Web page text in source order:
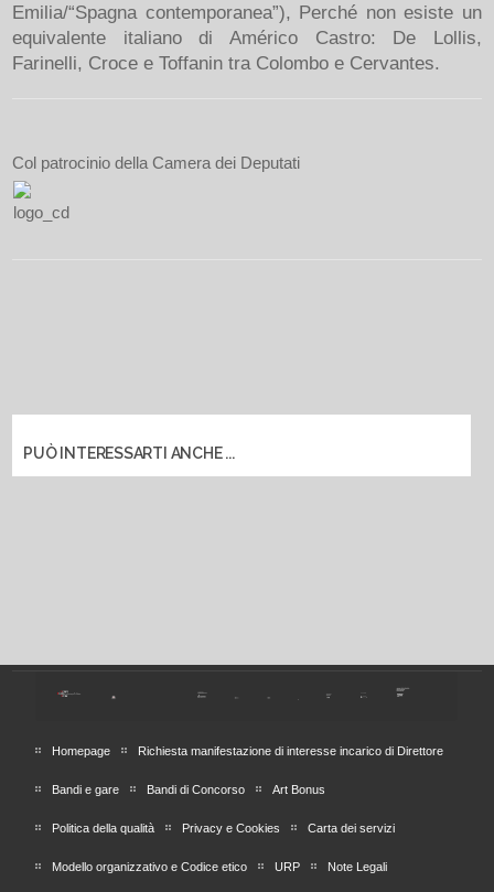
Emilia/“Spagna contemporanea”), Perché non esiste un
equivalente italiano di Américo Castro: De Lollis,
Farinelli, Croce e Toffanin tra Colombo e Cervantes.
Col patrocinio della Camera dei Deputati
PUÒ INTERESSARTI ANCHE ...
Homepage Richiesta manifestazione di interesse incarico di Direttore
Bandi e gare Bandi di Concorso Art Bonus
Politica della qualità Privacy e Cookies Carta dei servizi
Modello organizzativo e Codice etico URP Note Legali